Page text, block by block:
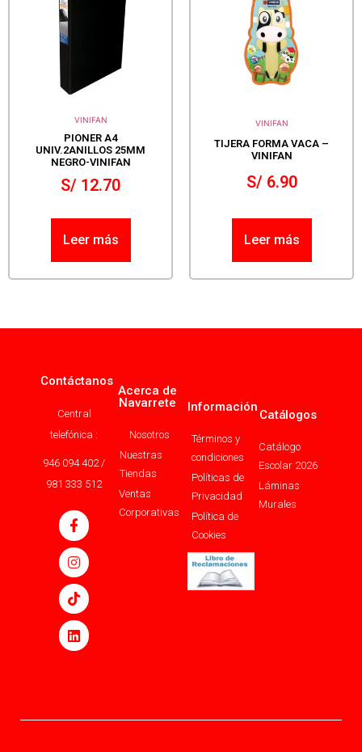
VINIFAN
PIONER A4
UNIV.2ANILLOS 25MM
NEGRO-VINIFAN
S/ 12.70
Leer más
VINIFAN
TIJERA FORMA VACA –
VINIFAN
S/6.90
Leer más
Contáctanos
Central
telefónica :
946 094 402 /
981 333 512
Acerca de
Navarrete
Nosotros
Nuestras
Tiendas
Ventas
Corporativas
Información
Términos y
condiciones
Políticas de
Privacidad
Política de
Cookies
Catálogos
Catálogo
Escolar 2026
Láminas
Murales